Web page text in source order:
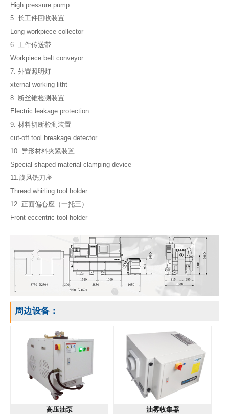
High pressure pump
5. 长工件回收装置
Long workpiece collector
6. 工件传送带
Workpiece belt conveyor
7. 外置照明灯
xternal working litht
8. 断丝锥检测装置
Electric leakage protection
9. 材料切断检测装置
cut-off tool breakage detector
10. 异形材料夹紧装置
Special shaped material clamping device
11.旋风铣刀座
Thread whirling tool holder
12. 正面偏心座（一托三）
Front eccentric tool holder
周边设备：
高压油泵 油雾收集器